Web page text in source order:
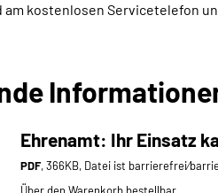
am kostenlosen Servicetelefon
Ehrenamt: Ihr Einsatz
PDF, 366KB, Datei ist